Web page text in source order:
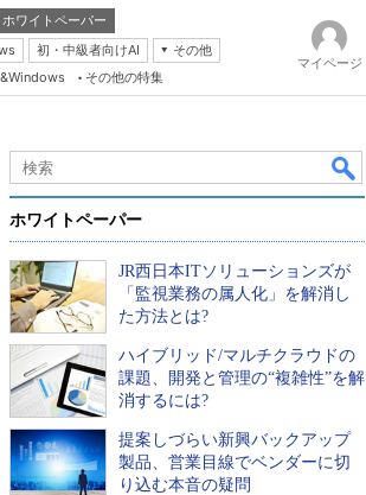
ホワイトペーパー
初・中級者向けAI
その他
その他の特集
マイページ
ホワイトペーパー
JR西日本ITソリューションズが
「監視業務の属人化」を解消し
た方法とは?
ハイブリッド/マルチクラウドの
課題、開発と管理の“複雑性”を解
消するには?
提案しづらい新興バックアップ
製品、営業目線でベンダーに切
り込む本音の疑問